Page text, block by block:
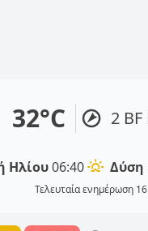
32°C 2
Ηλίου06:40 Δύση
Τελευταία ενημέρωση